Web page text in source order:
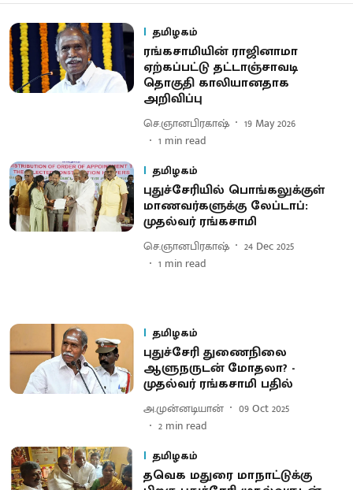
தமிழகம்
ரங்கசாமியின் ராஜினாமா
ஏற்கப்பட்டு தட்டாஞ்சாவடி
தொகுதி காலியானதாக
அறிவிப்பு
செ.ஞானபிரகாஷ்
19 May 2026
1 min read
தமிழகம்
புதுச்சேரியில் பொங்கலுக்குள்
மாணவர்களுக்கு லேப்டாப்:
முதல்வர் ரங்கசாமி
செ.ஞானபிரகாஷ்
24 Dec 2025
1 min read
தமிழகம்
புதுச்சேரி துணைநிலை
ஆளுநருடன் மோதலா? -
முதல்வர் ரங்கசாமி பதில்
அ.முன்னடியான்
09 Oct 2025
2 min read
தமிழகம்
தவெக மதுரை மாநாட்டுக்கு